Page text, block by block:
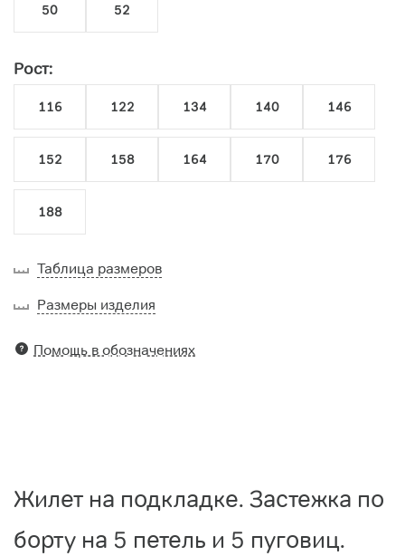
50 52
Рост:
116 122 134 140 146
152 158 164 170 176
188
Таблица размеров
Размеры изделия
Помощь в обозначениях
Жилет на подкладке. Застежка по
борту на 5 петель и 5 пуговиц.